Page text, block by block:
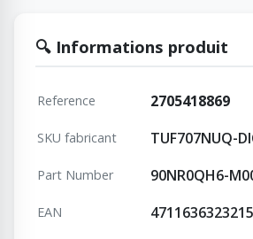
🔍 Informations produit
Reference 2705418869
SKU fabricant TUF707NUQ-
Part Number 90NR0QH6-
EAN 4711636323215